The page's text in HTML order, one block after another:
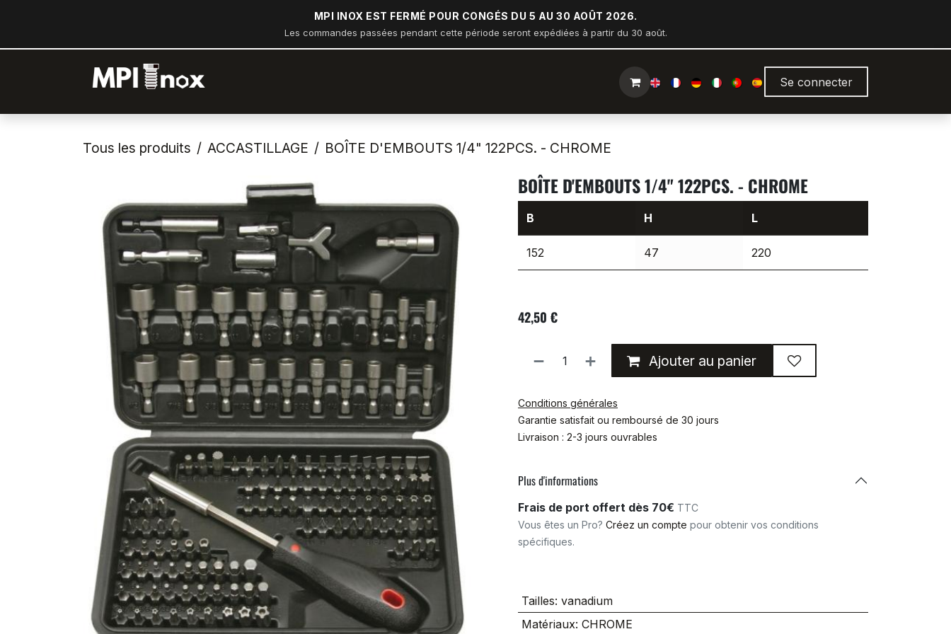
MPI INOX EST FERMÉ POUR CONGÉS DU 5 AU 30 AOÛT 2026.
Les commandes passées pendant cette période seront expédiées à partir du 30 août.
Se connecter
Tous les produits ACCASTILLAGE BOÎTE D'EMBOUTS 1/4" 122PCS. - CHROME
BOÎTE D'EMBOUTS 1/4" 122PCS. - CHROME
B H L
152 47 220
42,50 €
Ajouter au panier
Conditions générales
Garantie satisfait ou remboursé de 30 jours
Livraison : 2-3 jours ouvrables
Plus d'informations
Frais de port offert dès 70€ TTC
Vous êtes un Pro? Créez un compte pour obtenir vos conditions
spécifiques.
Tailles: vanadium
Matériaux: CHROME